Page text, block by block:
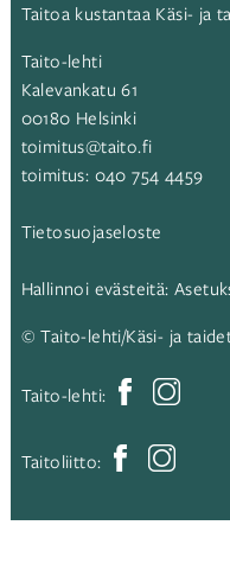
Taitoa kustantaa Käsi- ja
Taito-lehti
Kalevankatu 61
00180 Helsinki
toimitus@taito.fi
toimitus: 040 754 4459
Tietosuojaseloste
Hallinnoi evästeitä:
© Taito-lehti/Käsi- ja
Taito-lehti:
Taitoliitto: